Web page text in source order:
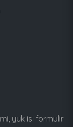
yuk isi formulir